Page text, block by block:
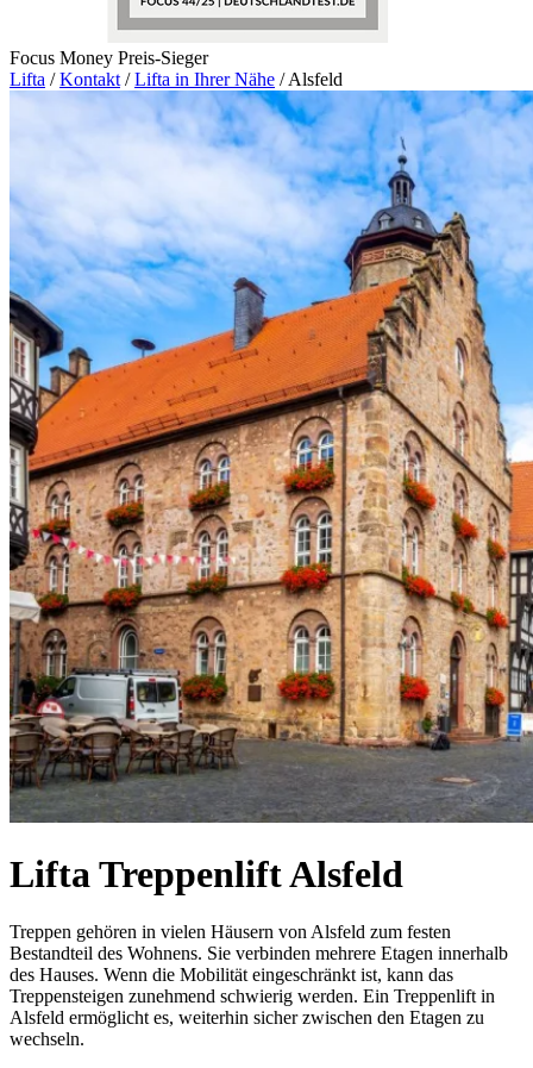
Focus Money Preis-Sieger
Lifta / Kontakt / Lifta in Ihrer Nähe / Alsfeld
Lifta Treppenlift Alsfeld
Treppen gehören in vielen Häusern von Alsfeld zum festen
Bestandteil des Wohnens. Sie verbinden mehrere Etagen innerhalb
des Hauses. Wenn die Mobilität eingeschränkt ist, kann das
Treppensteigen zunehmend schwierig werden. Ein Treppenlift in
Alsfeld ermöglicht es, weiterhin sicher zwischen den Etagen zu
wechseln.